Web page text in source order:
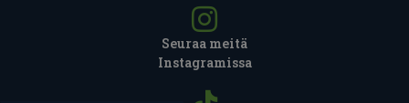
Seuraa meitä
Instagramissa